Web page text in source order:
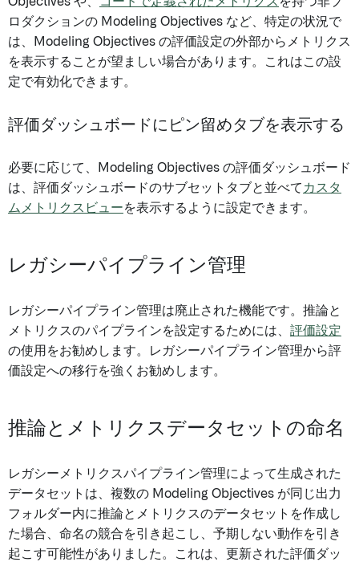
ロダクションの Modeling Objectives など、特定の状況で
は、Modeling Objectives の評価設定の外部からメトリクス
を表示することが望ましい場合があります。これはこの設
定で有効化できます。
評価ダッシュボードにピン留めタブを表示する
必要に応じて、Modeling Objectives の評価ダッシュボード
は、評価ダッシュボードのサブセットタブと並べて カスタ
ムメトリクスビューを表示するように設定できます。
レガシーパイプライン管理
レガシーパイプライン管理は廃止された機能です。推論と
メトリクスのパイプラインを設定するためには、 評価設定
の使用をお勧めします。レガシーパイプライン管理から評
価設定への移行を強くお勧めします。
推論とメトリクスデータセットの命名
レガシーメトリクスパイプライン管理によって生成された
データセットは、複数の Modeling Objectives が同じ出力
フォルダー内に推論とメトリクスのデータセットを作成し
た場合、命名の競合を引き起こし、予期しない動作を引き
起こす可能性がありました。これは、更新された評価ダッ